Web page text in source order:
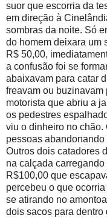
suor que escorria da
em direção à
sombras da noite. Só
do homem deixara um
R$ 50,00,
a confusão foi se
abaixavam para catar
freavam ou
motorista que abriu a
os pedestres
viu o dinheiro no chão.
pessoas
Outros dois catadores
na calçada
R$100,00 que
percebeu o que
se atirando no
dois sacos para dentro